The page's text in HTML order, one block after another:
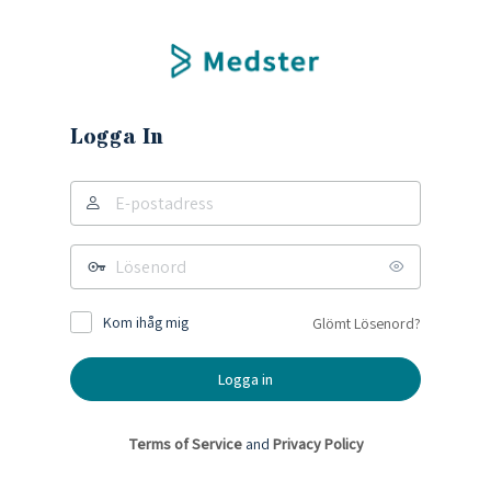
Logga In
Kom ihåg mig Glömt Lösenord?
Terms of Serviceand Privacy Policy